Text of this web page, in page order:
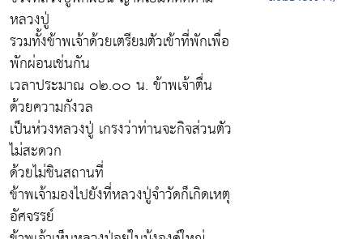
หลวงปู่
รวมทั้งข้าพเจ้าด้วยเตรียมตัวเข้าที่พักเพื่อ
พักผ่อนเช่นกัน
เวลาประมาณ ๐๒.๐๐ น. ข้าพเจ้าตื่น
ด้วยความกังวล
เป็นห่วงหลวงปู่ เกรงว่าท่านจะกิจส่วนตัว
ไม่สะดวก
ด้วยไม่ชินสถานที่
ข้าพเจ้ามองไปยังที่หลวงปู่จำวัดก็เกิดเหตุ
อัศจรรย์